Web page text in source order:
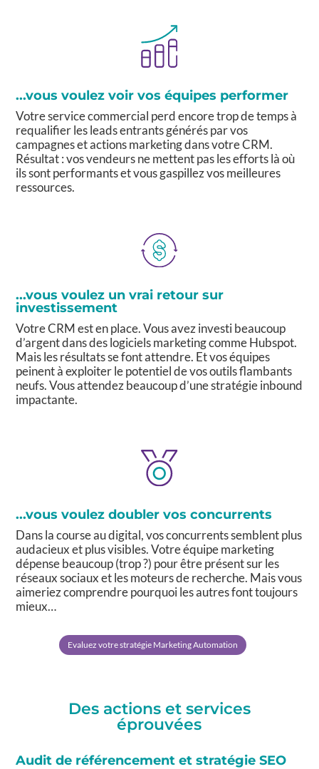
...vous voulez voir vos équipes performer
Votre service commercial perd encore trop de temps à
requalifier les leads entrants générés par vos
campagnes et actions marketing dans votre CRM.
Résultat : vos vendeurs ne mettent pas les efforts là où
ils sont performants et vous gaspillez vos meilleures
ressources.
...vous voulez un vrai retour sur
investissement
Votre CRM est en place. Vous avez investi beaucoup
d’argent dans des logiciels marketing comme Hubspot.
Mais les résultats se font attendre. Et vos équipes
peinent à exploiter le potentiel de vos outils flambants
neufs. Vous attendez beaucoup d’une stratégie inbound
impactante.
...vous voulez doubler vos concurrents
Dans la course au digital, vos concurrents semblent plus
audacieux et plus visibles. Votre équipe marketing
dépense beaucoup (trop ?) pour être présent sur les
réseaux sociaux et les moteurs de recherche. Mais vous
aimeriez comprendre pourquoi les autres font toujours
mieux…
Evaluez votre stratégie Marketing Automation
Des actions et services
éprouvées
Audit de référencement et stratégie SEO